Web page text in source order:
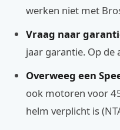
werken niet met
Vraag naar
jaar garantie. Op de
Overweeg een
ook motoren voor
helm verplicht is